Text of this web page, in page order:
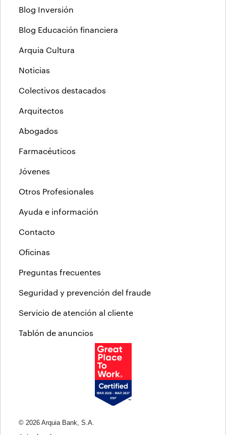
Blog Inversión
Blog Educación financiera
Arquia Cultura
Noticias
Colectivos destacados
Arquitectos
Abogados
Farmacéuticos
Jóvenes
Otros Profesionales
Ayuda e información
Contacto
Oficinas
Preguntas frecuentes
Seguridad y prevención del fraude
Servicio de atención al cliente
Tablón de anuncios
© 2026 Arquia Bank, S.A.